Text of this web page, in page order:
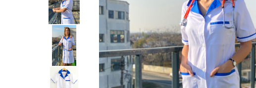
Halate medicale
Halate Bianca
Halate medicale femei
Halate medicale barbati
Halate medicale P2 cu fluturas